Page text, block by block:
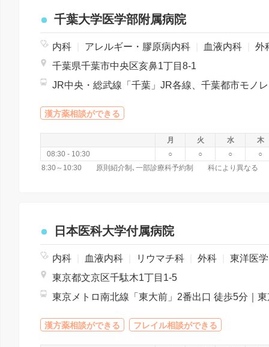
千葉大学医学部附属病院
内科 アレルギー・膠原病内科 血液内科
外
千葉県千葉市中央区亥鼻1丁目8-1
漢方薬相談ができる
月 火 水
木
08:30 - 10:30
○ ○ ○
○
8:30～10:30 原則紹介制､一部診療科予約制 科により異なる
日本医科大学付属病院
内科 血液内科 リウマチ科 外科
東洋医学科
東京都文京区千駄木1丁目1-5
漢方薬相談ができる フレイル相談ができる